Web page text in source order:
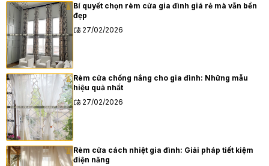
Bí quyết chọn rèm cửa gia đình giá rẻ mà vẫn bền
đẹp
27/02/2026
Rèm cửa chống nắng cho gia đình: Những mẫu
hiệu quả nhất
27/02/2026
Rèm cửa cách nhiệt gia đình: Giải pháp tiết kiệm
điện năng